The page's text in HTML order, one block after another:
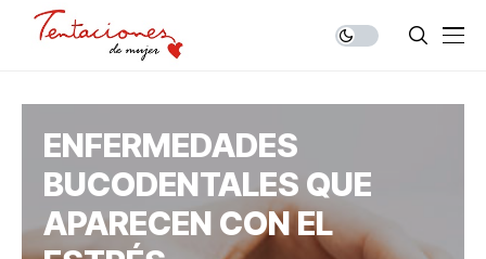
ENFERMEDADES
BUCODENTALES QUE
APARECEN CON EL